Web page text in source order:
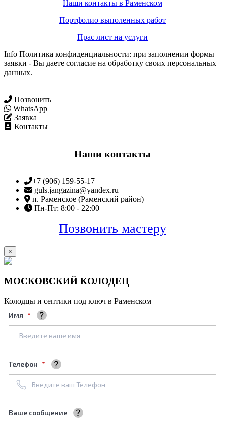
Наши контакты в Раменском
Портфолио выполенных работ
Прас лист на услуги
Info Политика конфиденциальности: при заполнении формы
заявки - Вы даете согласие на обработку своих персональных
данных.
Позвонить
WhatsApp
Заявка
Контакты
Наши контакты
+7 (906) 159-55-17
guls.jangazina@yandex.ru
п. Раменское (Раменский район)
Пн-Пт: 8:00 - 22:00
Позвонить мастеру
×
МОСКОВСКИЙ КОЛОДЕЦ
Колодцы и септики под ключ в Раменском
Имя
Телефон
Ваше сообщение